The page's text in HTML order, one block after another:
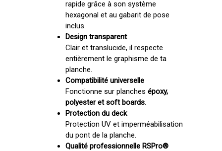
Votre panier est vide.
Go To Shop
rapide grâce à son système
hexagonal et au gabarit de pose
inclus.
Design transparent
Clair et translucide, il respecte
entièrement le graphisme de ta
planche.
Compatibilité universelle
Fonctionne sur planches époxy,
polyester et soft boards.
Protection du deck
Protection UV et imperméabilisation
du pont de la planche.
Qualité professionnelle RSPro®